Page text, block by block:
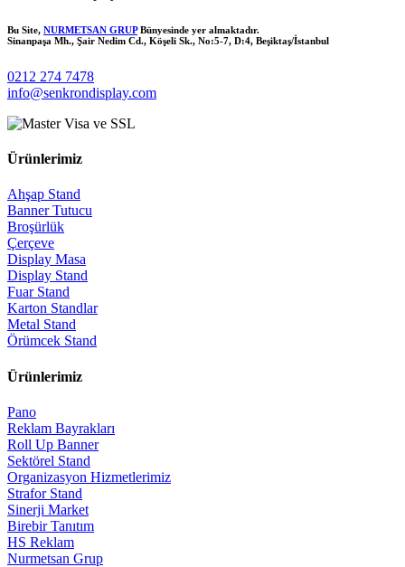
Bu Site, NURMETSAN GRUPBünyesinde yer almaktadır.
Sinanpaşa Mh., Şair Nedim Cd., Köşeli Sk., No:5-7, D:4, Beşiktaş/İstanbul
0212 274 7478
info@senkrondisplay.com
Ürünlerimiz
Ahşap Stand
Banner Tutucu
Broşürlük
Çerçeve
Display Masa
Display Stand
Fuar Stand
Karton Standlar
Metal Stand
Örümcek Stand
Ürünlerimiz
Pano
Reklam Bayrakları
Roll Up Banner
Sektörel Stand
Organizasyon Hizmetlerimiz
Strafor Stand
Sinerji Market
Birebir Tanıtım
HS Reklam
Nurmetsan Grup